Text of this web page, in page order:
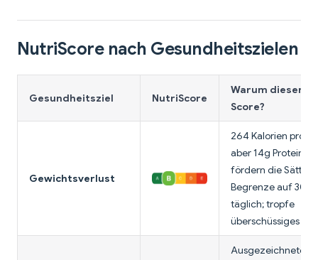
NutriScore nach Gesundheitszielen
Gesundheitsziel NutriScore
Warum dieser
Score?
Gewichtsverlust
264 Kalorien pro
aber 14g Protein
fördern die
Begrenze auf 30-
täglich; tropfe
überschüssiges Öl
Ausgezeichnete